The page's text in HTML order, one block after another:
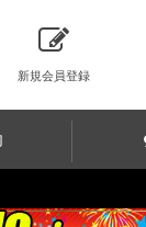
新規会員登録